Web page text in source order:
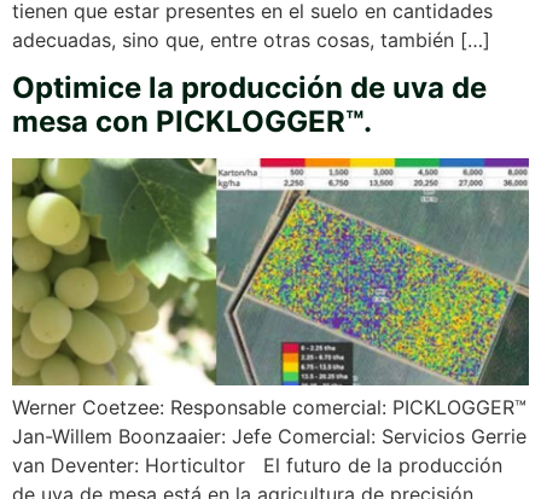
tienen que estar presentes en el suelo en cantidades
adecuadas, sino que, entre otras cosas, también […]
Optimice la producción de uva de
mesa con PICKLOGGER™.
Werner Coetzee: Responsable comercial: PICKLOGGER™
Jan-Willem Boonzaaier: Jefe Comercial: Servicios Gerrie
van Deventer: Horticultor El futuro de la producción